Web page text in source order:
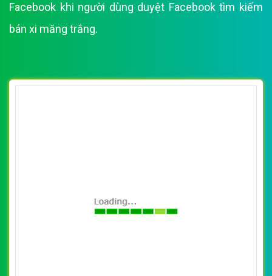
Facebook khi người dùng duyệt Facebook tìm kiếm
bán xi măng trắng.